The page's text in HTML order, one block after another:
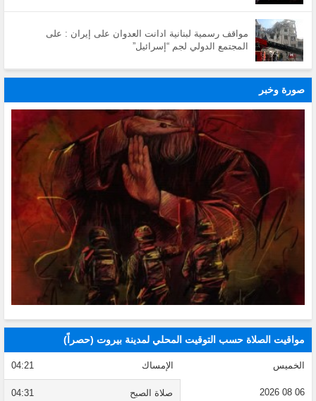
مواقف رسمية لبنانية ادانت العدوان على إيران : على
المجتمع الدولي لجم “إسرائيل”
صورة وخبر
مواقيت الصلاة حسب التوقيت المحلي لمدينة بيروت (حصراً)
الخميس
06 08 2026
الإمساك 04:21
صلاة الصبح 04:31